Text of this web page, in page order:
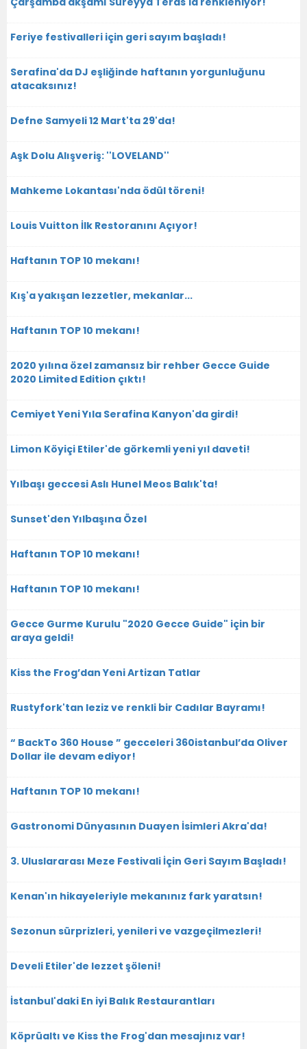
Feriye festivalleri için geri sayım başladı!
Serafina'da DJ eşliğinde haftanın yorgunluğunu
atacaksınız!
Defne Samyeli 12 Mart'ta 29'da!
Aşk Dolu Alışveriş: ''LOVELAND''
Mahkeme Lokantası'nda ödül töreni!
Louis Vuitton İlk Restoranını Açıyor!
Haftanın TOP 10 mekanı!
Kış'a yakışan lezzetler, mekanlar...
Haftanın TOP 10 mekanı!
2020 yılına özel zamansız bir rehber Gecce Guide
2020 Limited Edition çıktı!
Cemiyet Yeni Yıla Serafina Kanyon'da girdi!
Limon Köyiçi Etiler'de görkemli yeni yıl daveti!
Yılbaşı geccesi Aslı Hunel Meos Balık'ta!
Sunset'den Yılbaşına Özel
Haftanın TOP 10 mekanı!
Haftanın TOP 10 mekanı!
Gecce Gurme Kurulu "2020 Gecce Guide" için bir
araya geldi!
Kiss the Frog’dan Yeni Artizan Tatlar
Rustyfork'tan leziz ve renkli bir Cadılar Bayramı!
“ BackTo 360 House ” gecceleri 360istanbul’da Oliver
Dollar ile devam ediyor!
Haftanın TOP 10 mekanı!
Gastronomi Dünyasının Duayen İsimleri Akra'da!
3. Uluslararası Meze Festivali İçin Geri Sayım Başladı!
Kenan'ın hikayeleriyle mekanınız fark yaratsın!
Sezonun sürprizleri, yenileri ve vazgeçilmezleri!
Develi Etiler'de lezzet şöleni!
İstanbul'daki En iyi Balık Restaurantları
Köprüaltı ve Kiss the Frog'dan mesajınız var!